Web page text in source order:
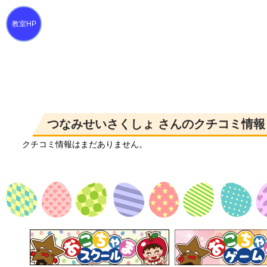
つなみせいさくしょ さんのクチコミ情
クチコミ情報はまだありません。